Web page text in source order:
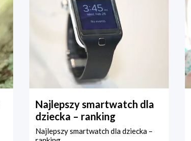
Najlepszy smartwatch dla
dziecka – ranking
Najlepszy smartwatch dla dziecka –